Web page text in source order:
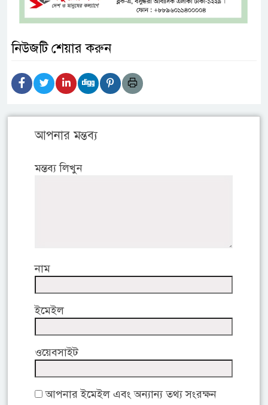
নিউজটি শেয়ার করুন
আপনার মন্তব্য
মন্তব্য লিখুন
নাম
ইমেইল
ওয়েবসাইট
আপনার ইমেইল এবং অন্যান্য তথ্য সংরক্ষন